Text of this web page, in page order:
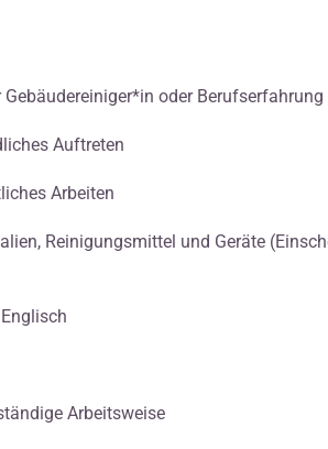
oder Berufserfahrung
Auftreten
Arbeiten
Reinigungsmittel und Geräte
Arbeitsweise